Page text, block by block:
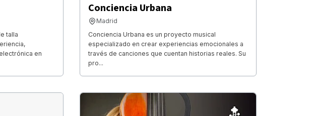
talla
en
Conciencia Urbana
Madrid
Conciencia Urbana es un proyecto musical
especializado en crear experiencias emocionales a
través de canciones que cuentan historias reales. Su
pro...